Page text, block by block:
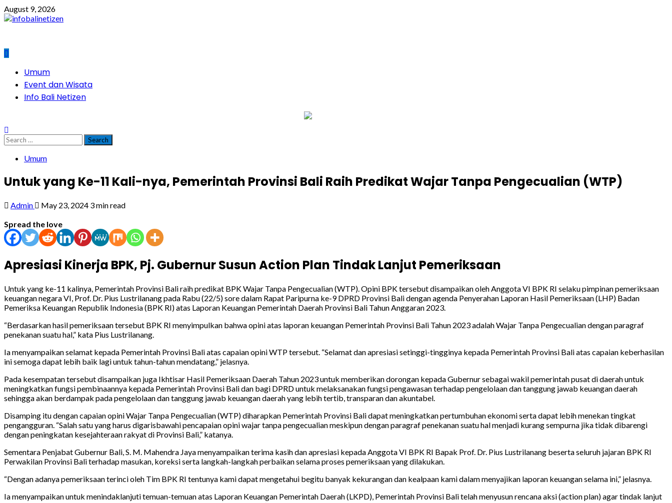
Skip
to
August 9, 2026
PrimaryUmum
Event dan Wisata
Info Bali Netizen
Search
for:
Umum
Untuk yang Ke-11 Kali-nya, Pemerintah Provinsi Bali Raih Predikat Wajar Tanpa Pengecualian (WTP)
Admin May 23, 2024 3 min read
Spread the love
Apresiasi Kinerja BPK, Pj. Gubernur Susun Action Plan Tindak Lanjut Pemeriksaan
Untuk yang ke-11 kalinya, Pemerintah Provinsi Bali raih predikat BPK Wajar Tanpa Pengecualian (WTP). Opini BPK tersebut disampaikan oleh Anggota VI BPK RI selaku pimpinan pemeriksaan
keuangan negara VI, Prof. Dr. Pius Lustrilanang pada Rabu (22/5) sore dalam Rapat Paripurna ke-9 DPRD Provinsi Bali dengan agenda Penyerahan Laporan Hasil Pemeriksaan (LHP) Badan
Pemeriksa Keuangan Republik Indonesia (BPK RI) atas Laporan Keuangan Pemerintah Daerah Provinsi Bali Tahun Anggaran 2023.
“Berdasarkan hasil pemeriksaan tersebut BPK RI menyimpulkan bahwa opini atas laporan keuangan Pemerintah Provinsi Bali Tahun 2023 adalah Wajar Tanpa Pengecualian dengan paragraf
penekanan suatu hal,” kata Pius Lustrilanang.
Ia menyampaikan selamat kepada Pemerintah Provinsi Bali atas capaian opini WTP tersebut. “Selamat dan apresiasi setinggi-tingginya kepada Pemerintah Provinsi Bali atas capaian keberhasilan
ini semoga dapat lebih baik lagi untuk tahun-tahun mendatang,” jelasnya.
Pada kesempatan tersebut disampaikan juga Ikhtisar Hasil Pemeriksaan Daerah Tahun 2023 untuk memberikan dorongan kepada Gubernur sebagai wakil pemerintah pusat di daerah untuk
meningkatkan fungsi pembinaannya kepada Pemerintah Provinsi Bali dan bagi DPRD untuk melaksanakan fungsi pengawasan terhadap pengelolaan dan tanggung jawab keuangan daerah
sehingga akan berdampak pada pengelolaan dan tanggung jawab keuangan daerah yang lebih tertib, transparan dan akuntabel.
Disamping itu dengan capaian opini Wajar Tanpa Pengecualian (WTP) diharapkan Pemerintah Provinsi Bali dapat meningkatkan pertumbuhan ekonomi serta dapat lebih menekan tingkat
pengangguran. “Salah satu yang harus digarisbawahi pencapaian opini wajar tanpa pengecualian meskipun dengan paragraf penekanan suatu hal menjadi kurang sempurna jika tidak dibarengi
dengan peningkatan kesejahteraan rakyat di Provinsi Bali,” katanya.
Sementara Penjabat Gubernur Bali, S. M. Mahendra Jaya menyampaikan terima kasih dan apresiasi kepada Anggota VI BPK RI Bapak Prof. Dr. Pius Lustrilanang beserta seluruh jajaran BPK RI
Perwakilan Provinsi Bali terhadap masukan, koreksi serta langkah-langkah perbaikan selama proses pemeriksaan yang dilakukan.
“Dengan adanya pemeriksaan terinci oleh Tim BPK RI tentunya kami dapat mengetahui begitu banyak kekurangan dan kealpaan kami dalam menyajikan laporan keuangan selama ini,” jelasnya.
Ia menyampaikan untuk menindaklanjuti temuan-temuan atas Laporan Keuangan Pemerintah Daerah (LKPD), Pemerintah Provinsi Bali telah menyusun rencana aksi (action plan) agar tindak lanjut